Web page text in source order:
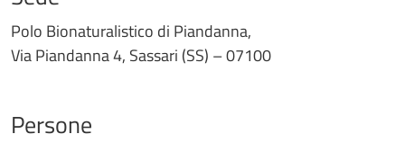
Polo Bionaturalistico di Piandanna,
Via Piandanna 4, Sassari (SS) – 07100
Persone